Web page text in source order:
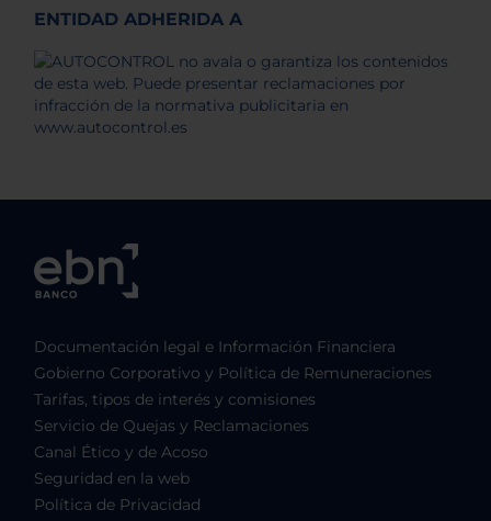
ENTIDAD ADHERIDA A
Documentación legal e Información Financiera
Gobierno Corporativo y Política de Remuneraciones
Tarifas, tipos de interés y comisiones
Servicio de Quejas y Reclamaciones
Canal Ético y de Acoso
Seguridad en la web
Política de Privacidad